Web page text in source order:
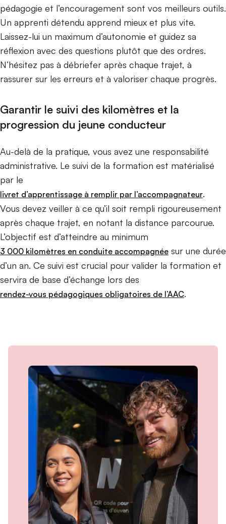
pédagogie et l’encouragement sont vos meilleurs outils.
Un apprenti détendu apprend mieux et plus vite.
Laissez-lui un maximum d’autonomie et guidez sa
réflexion avec des questions plutôt que des ordres.
N’hésitez pas à débriefer après chaque trajet, à
rassurer sur les erreurs et à valoriser chaque progrès.
Garantir le suivi des kilomètres et la
progression du jeune conducteur
Au-delà de la pratique, vous avez une responsabilité
administrative. Le suivi de la formation est matérialisé
par le
livret d’apprentissage à remplir par l’accompagnateur.
Vous devez veiller à ce qu’il soit rempli rigoureusement
après chaque trajet, en notant la distance parcourue.
L’objectif est d’atteindre au minimum
3 000 kilomètres en conduite accompagnée sur une durée
d’un an. Ce suivi est crucial pour valider la formation et
servira de base d’échange lors des
rendez-vous pédagogiques obligatoires de l’AAC.